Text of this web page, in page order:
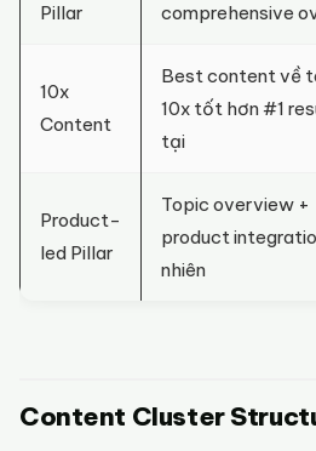
Pillar
comprehensive
10x
Content
Best content về
10x tốt hơn #1
tại
Product-
led Pillar
Topic overview +
product
nhiên
Content Cluster